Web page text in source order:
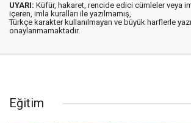
UYARI: Küfür, hakaret, rencide edici cümleler veya
içeren, imla kuralları ile yazılmamış,
Türkçe karakter kullanılmayan ve büyük harflerle
onaylanmamaktadır.
Eğitim